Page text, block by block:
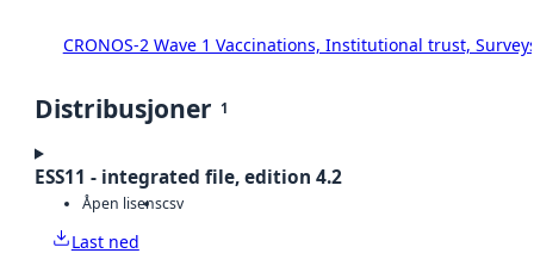
CRONOS-2 Wave 1 Vaccinations, Institutional trust,
Distribusjoner 1
ESS11 - integrated file, edition 4.2
Åpen lisenscsv
Last ned